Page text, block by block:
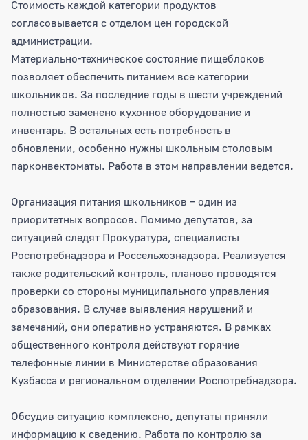
Стоимость каждой категории продуктов
согласовывается с отделом цен городской
администрации.
Материально-техническое состояние пищеблоков
позволяет обеспечить питанием все категории
школьников. За последние годы в шести учреждений
полностью заменено кухонное оборудование и
инвентарь. В остальных есть потребность в
обновлении, особенно нужны школьным столовым
парконвектоматы. Работа в этом направлении ведется.
Организация питания школьников – один из
приоритетных вопросов. Помимо депутатов, за
ситуацией следят Прокуратура, специалисты
Роспотребнадзора и Россельхознадзора. Реализуется
также родительский контроль, планово проводятся
проверки со стороны муниципального управления
образования. В случае выявления нарушений и
замечаний, они оперативно устраняются. В рамках
общественного контроля действуют горячие
телефонные линии в Министерстве образования
Кузбасса и региональном отделении Роспотребнадзора.
Обсудив ситуацию комплексно, депутаты приняли
информацию к сведению. Работа по контролю за